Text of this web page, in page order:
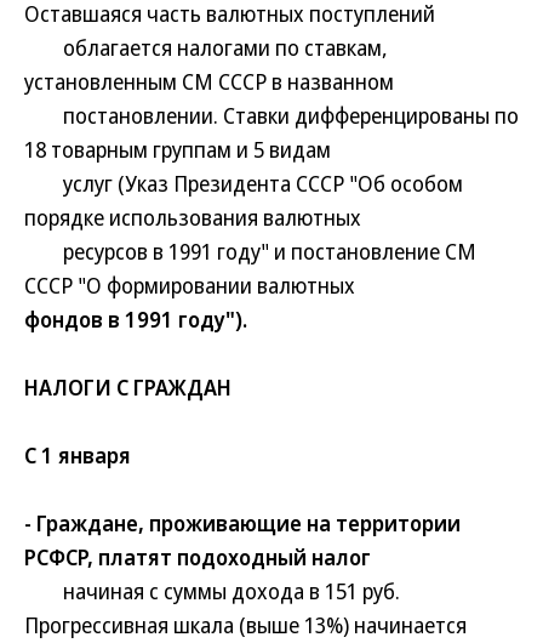
Оставшаяся часть валютных поступлений
облагается налогами по ставкам,
установленным СМ СССР в названном
постановлении. Ставки дифференцированы по
18 товарным группам и 5 видам
услуг (Указ Президента СССР "Об особом
порядке использования валютных
ресурсов в 1991 году" и постановление СМ
СССР "О формировании валютных
фондов в 1991 году").
НАЛОГИ С ГРАЖДАН
С 1 января
- Граждане, проживающие на территории
РСФСР, платят подоходный налог
начиная с суммы дохода в 151 руб.
Прогрессивная шкала (выше 13%) начинается